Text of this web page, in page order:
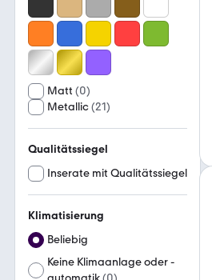
Matt (0)
Metallic(21)
Qualitätssiegel
Inserate mit Qualitätssiegel
Klimatisierung
Beliebig
Keine Klimaanlage oder -